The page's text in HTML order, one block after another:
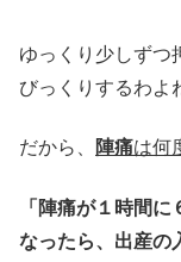
ゆっくり少しずつ
びっくりするわよ
だから、 陣痛は何
「陣痛が１時間
なったら、出産の